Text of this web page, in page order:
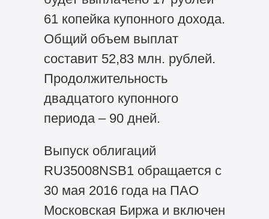
61 копейка купонного дохода.
Общий объем выплат
составит 52,83 млн. рублей.
Продолжительность
двадцатого купонного
периода – 90 дней.
Выпуск облигаций
RU35008NSB1 обращается с
30 мая 2016 года на ПАО
Московская Биржа и включен